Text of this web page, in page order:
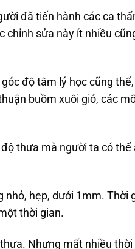
đã tiến hành các ca
sửa này ít nhiều
độ tâm lý học cũng
buồm xuôi gió, các
thưa mà người ta có
hẹp, dưới 1mm. Thời
thời gian.
Nhưng mất nhiều